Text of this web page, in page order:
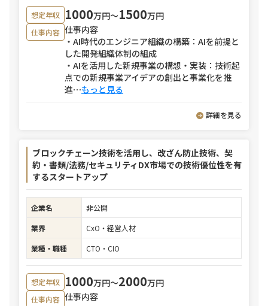
想定年収 1000万円〜1500万円
仕事内容 仕事内容
・AI時代のエンジニア組織の構築：AIを前提と
した開発組織体制の組成
・AIを活用した新規事業の構想・実装：技術起
点での新規事業アイデアの創出と事業化を推
進⋯もっと見る
詳細を見る
ブロックチェーン技術を活用し、改ざん防止技術、契
約・書類/法務/セキュリティDX市場での技術優位性を有
するスタートアップ
企業名
非公開
業界
CxO・経営人材
業種・職種
CTO・CIO
想定年収 1000万円〜2000万円
仕事内容 仕事内容